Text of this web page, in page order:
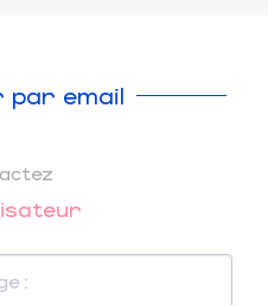
par email